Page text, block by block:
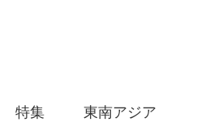
特集 東南アジア